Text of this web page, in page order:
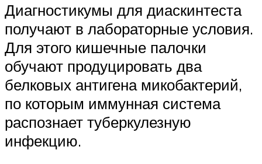
Диагностикумы для диаскинтеста
получают в лабораторные условия.
Для этого кишечные палочки
обучают продуцировать два
белковых антигена микобактерий,
по которым иммунная система
распознает туберкулезную
инфекцию.